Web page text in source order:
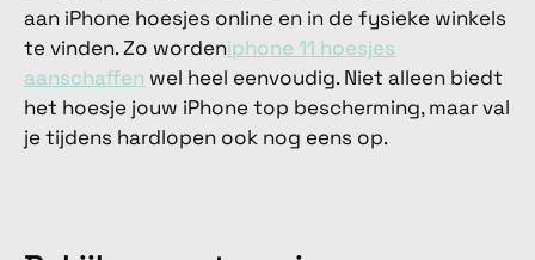
aan iPhone hoesjes online en in de fysieke winkels
te vinden. Zo wordeniphone 11 hoesjes
aanschaffen wel heel eenvoudig. Niet alleen biedt
het hoesje jouw iPhone top bescherming, maar val
je tijdens hardlopen ook nog eens op.